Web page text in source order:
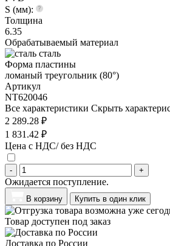
S (мм):
Толщина
6.35
Обрабатываемый материал
сталь
Форма пластины
ломаный треугольник (80°)
Артикул
NT620046
Все характеристики Скрыть
2 289.28 ₽
1 831.42 ₽
Цена с НДС/ без НДС
- +
Ожидается поступление.
В корзину Купить в один клик
Товар доступен под заказ
Доставка по России